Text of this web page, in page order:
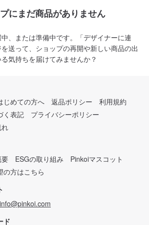
にまだ商品がありません
、または準備中です。「デザイナーに連
送って、ショップの再開や新しい商品の出
気持ちを届けてみませんか？
じめての方へ 返品ポリシー
利用規約
く表記
プライバシーポリシー
ESGの取り組み
Pinkoiマスコット
の方はこちら
info@pinkoi.com
ド